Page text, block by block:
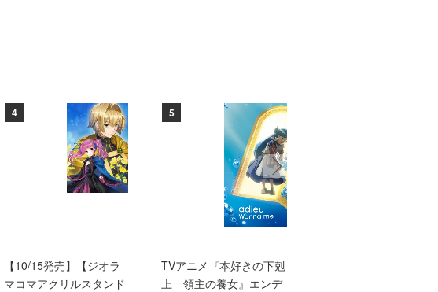
4
【10/15発売】【ジオラ
マコマアクリルスタンド
5
TVアニメ『本好きの下剋
上 領主の養女』エンデ